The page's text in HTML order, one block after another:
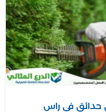
حدائق في راس